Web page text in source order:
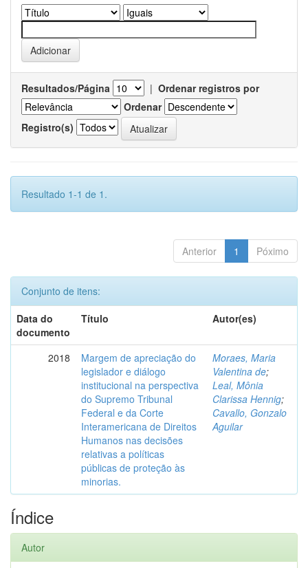
Resultados/Página | Ordenar registros por
Ordenar
Registro(s)
Resultado 1-1 de 1.
Anterior 1 Póximo
Conjunto de itens:
Data do
documento
Título Autor(es)
2018
Margem de apreciação do
legislador e diálogo
institucional na perspectiva
do Supremo Tribunal
Federal e da Corte
Interamericana de Direitos
Humanos nas decisões
relativas a políticas
públicas de proteção às
minorias.
Moraes, Maria
Valentina de;
Leal, Mônia
Clarissa Hennig;
Cavallo, Gonzalo
Aguilar
Índice
Autor